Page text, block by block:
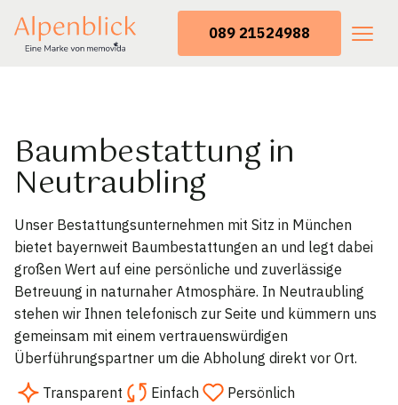
089 21524988
Baumbestattung in
Neutraubling
Unser Bestattungsunternehmen mit Sitz in München
bietet bayernweit Baumbestattungen an und legt dabei
großen Wert auf eine persönliche und zuverlässige
Betreuung in naturnaher Atmosphäre. In Neutraubling
stehen wir Ihnen telefonisch zur Seite und kümmern uns
gemeinsam mit einem vertrauenswürdigen
Überführungspartner um die Abholung direkt vor Ort.
Transparent
Einfach Persönlich